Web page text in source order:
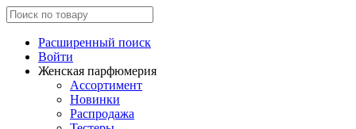
Расширенный поиск
Войти
Женская парфюмерия
Ассортимент
Новинки
Распродажа